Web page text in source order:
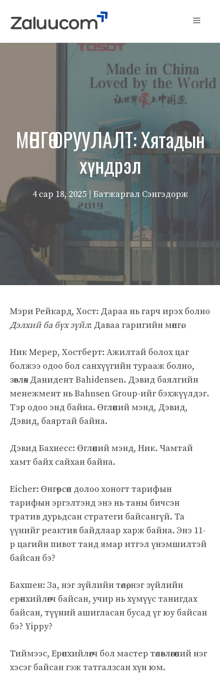
Menu
МӨНГӨ ОРУУЛАЛТ: Хятадын
хүндрэл
4 сар 18, 2025 | Батжаргал Сэнгэдорж
Мэри Рейкард, Хост: Дараа нь гарч ирэх болно
Дэлхий ба бүх зүйл: Даваа гаригийн мөнгө.
Ник Мерер, Хостберт: Ажилтай болох цаг
болжээ одоо бол санхүүгийн турааж болно,
зөвлөх Данидент Bahidensen. Дэвид баялгийн
менежмент нь Bahnsen Group-ийг бэхжүүлдэг.
Тэр одоо энд байна. Өглөөний мэнд, Дэвид,
Дэвид, баяртай байна.
Дэвид Бахнесс: Өглөөний мэнд, Ник. Чамтай
хамт байх сайхан байна.
Eicher: Өнгөрсөн долоо хоногт тарифын
тарифын эргэлтэнд энэ нь таны бичсэн
тратив дурьдсан стратеги байсангүй. Та
үүнийг реактив байдлаар харж байна. Энэ 11-
р цагийн пивот танд ямар итгэл үнэмшилтэй
байсан бэ?
Бахшен: За, нэг зүйлийн төлөө, нэг зүйлийн
ерөнхийлөгч байсан, учир нь хүмүүс танигдах
байсан, түүний ашигласан бусад үг юу байсан
бэ? Yippy?
Тиймээс, Ерөнхийлөгч бол мастер төлөвлөгөөний нэг
хэсэг байсан гэж татгалзсан хүн юм.